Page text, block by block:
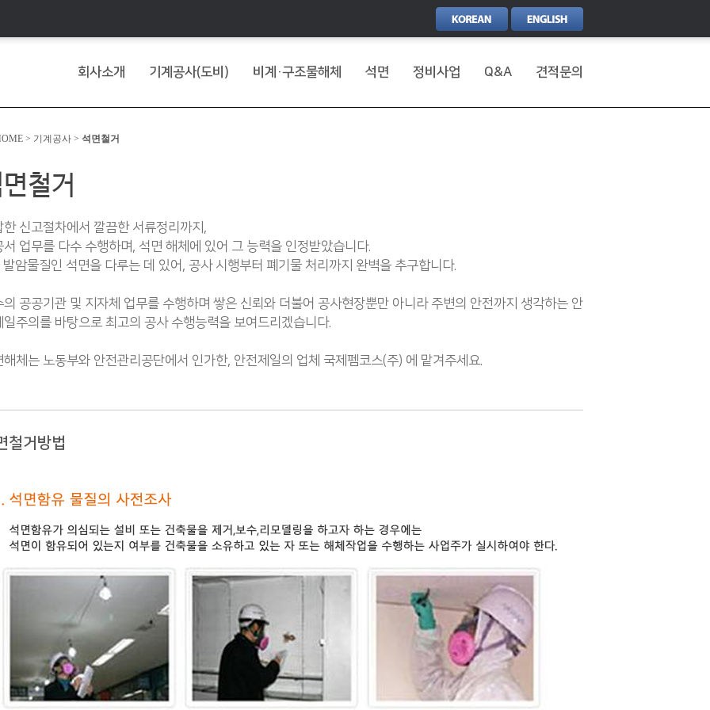
견적문의
Q&A
정비사업
석면
비계·구조물해체
기계공사(도비)
회사소개
> 기계공사 > 석면철거
철거
한 신고절차에서 깔끔한 서류정리까지,
서 업무를 다수 수행하며, 석면 해체에 있어 그 능력을 인정받았습니다.
암물질인 석면을 다루는 데 있어, 공사 시행부터 폐기물 처리까지 완벽을 추구합니다.
의 공공기관 및 지자체 업무를 수행하며 쌓은 신뢰와 더불어 공사현장뿐만 아니라 주변의 안전까지 생각하는 안
일주의를 바탕으로 최고의 공사 수행능력을 보여드리겠습니다.
해체는 노동부와 안전관리공단에서 인가한, 안전제일의 업체 국제펨코스(주) 에 맡겨주세요.
철거방법